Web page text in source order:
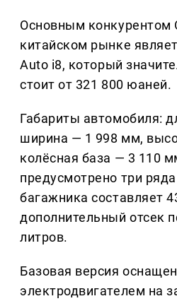
Основным конкурентом
китайском рынке
Auto i8, который
стоит от 321 800 юаней.
Габариты автомобиля:
ширина — 1 998 мм,
колёсная база — 3 110
предусмотрено три
багажника составляет
дополнительный отсек
литров.
Базовая версия
электродвигателем на